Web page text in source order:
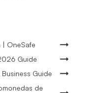
| OneSafe
Guide
Guide
de